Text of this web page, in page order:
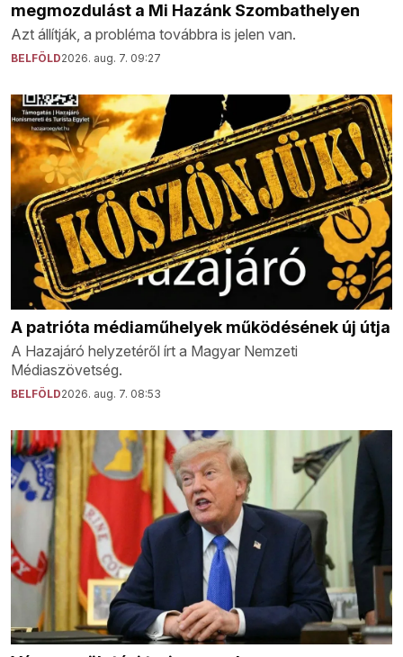
megmozdulást a Mi Hazánk Szombathelyen
Azt állítják, a probléma továbbra is jelen van.
BELFÖLD2026. aug. 7. 09:27
A patrióta médiaműhelyek működésének új útja
A Hazajáró helyzetéről írt a Magyar Nemzeti
Médiaszövetség.
BELFÖLD2026. aug. 7. 08:53